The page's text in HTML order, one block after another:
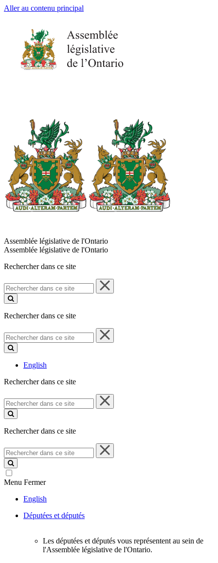
Aller au contenu principal
Assemblée législative de l'Ontario
Assemblée législative de l'Ontario
Rechercher dans ce site
Rechercher
dans
ce
Rechercher dans ce site
Rechercher
dans
ce
English
Rechercher dans ce site
Rechercher
dans
ce
Rechercher dans ce site
Rechercher
dans
ce
site
Menu Fermer
English
Députées et députés
Les députées et députés vous représentent au sein de
l'Assemblée législative de l'Ontario.